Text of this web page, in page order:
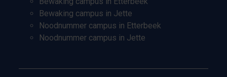
Bewaking campus in Jette
Noodnummer campus in Etterbeek
Noodnummer campus in Jette